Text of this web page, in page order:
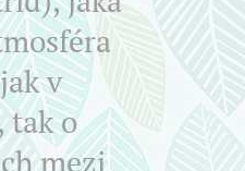
v
tak o
mezi